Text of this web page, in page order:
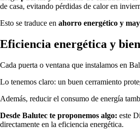
de casa, evitando pérdidas de calor en
Esto se traduce en ahorro energético y
Eficiencia energética y
Cada puerta o ventana que instalamos en
Lo tenemos claro: un buen cerramiento
Además, reducir el consumo de energía
Desde Balutec te proponemos algo: este
directamente en la eficiencia energética.